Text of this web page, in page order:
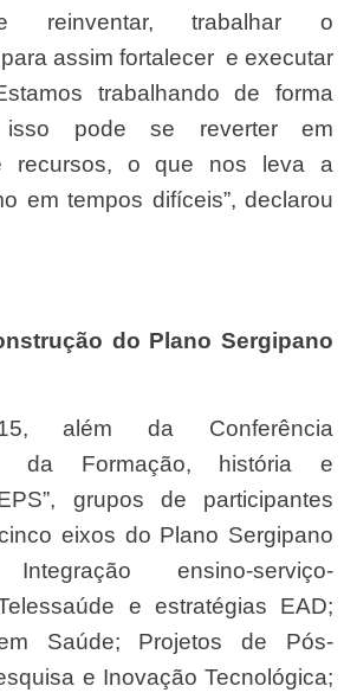
reinventar, trabalhar o
assim fortalecer e executar
trabalhando de forma
isso pode se reverter em
recursos, o que nos leva a
em tempos difíceis”, declarou
além da Conferência
da Formação, história e
grupos de participantes
eixos do Plano Sergipano
ensino-serviço-
e estratégias EAD;
Saúde; Projetos de Pós-
e Inovação Tecnológica;